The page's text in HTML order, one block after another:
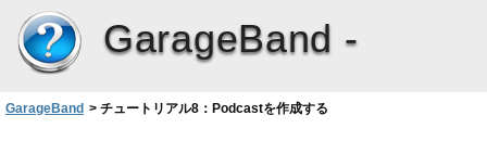
GarageBand -
GarageBand > チュートリアル8：Podcastを作成する